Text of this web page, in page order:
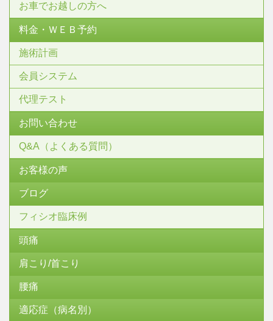
お車でお越しの方へ
料金・ＷＥＢ予約
施術計画
会員システム
代理テスト
お問い合わせ
Q&A（よくある質問）
お客様の声
ブログ
フィシオ臨床例
頭痛
肩こり/首こり
腰痛
適応症（病名別）